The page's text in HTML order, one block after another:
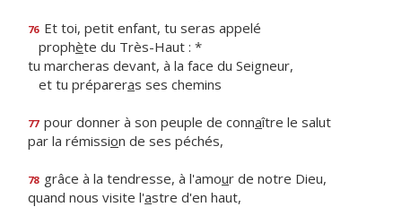
76 Et toi, petit enfant, tu seras appelé
prophète du Très-Haut : *
tu marcheras devant, à la face du Seigneur,
et tu prépareras ses chemins
77 pour donner à son peuple de connaître le salut
par la rémission de ses péchés,
78 grâce à la tendresse, à l'amour de notre Dieu,
quand nous visite l'astre d'en haut,